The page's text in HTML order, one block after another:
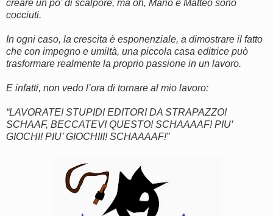
creare un po’ di scalpore, ma oh, Mario e Matteo sono
cocciuti.
In ogni caso, la crescita è esponenziale, a dimostrare il fatto
che con impegno e umiltà, una piccola casa editrice può
trasformare realmente la proprio passione in un lavoro.
E infatti, non vedo l’ora di tornare al mio lavoro:
“LAVORATE! STUPIDI EDITORI DA STRAPAZZO!
SCHAAF, BECCATEVI QUESTO! SCHAAAAF! PIU’
GIOCHI! PIU’ GIOCHIII! SCHAAAAF!”